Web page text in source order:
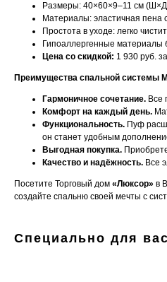
Размеры: 40×60×9–11 см
Материалы: эластичная пена
Простота в уходе: легко
Гипоаллергенные материалы
Цена со скидкой: 1 930 руб.
Преимущества спальной системы
Гармоничное сочетание. Все
Комфорт на каждый день.
Функциональность. Пуф
он станет удобным
Выгодная покупка.
Качество и надёжность. Все
Посетите Торговый дом «Люксор» в
создайте спальню своей мечты с
Специально для